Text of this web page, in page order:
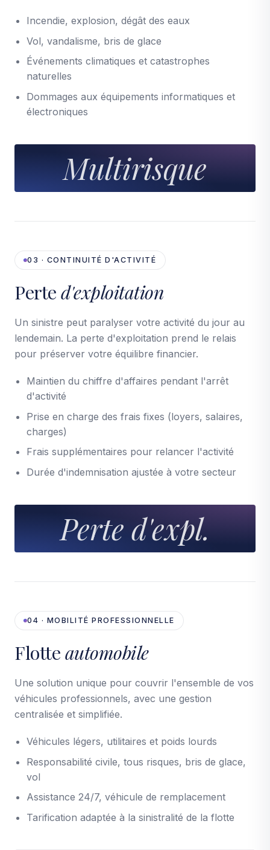
Incendie, explosion, dégât des eaux
Vol, vandalisme, bris de glace
Événements climatiques et catastrophes
naturelles
Dommages aux équipements informatiques et
électroniques
Multirisque
03 · CONTINUITÉ D'ACTIVITÉ
Perted'exploitation
Un sinistre peut paralyser votre activité du jour au
lendemain. La perte d'exploitation prend le relais
pour préserver votre équilibre financier.
Maintien du chiffre d'affaires pendant l'arrêt
d'activité
Prise en charge des frais fixes (loyers, salaires,
charges)
Frais supplémentaires pour relancer l'activité
Durée d'indemnisation ajustée à votre secteur
Perte d'expl.
04 · MOBILITÉ PROFESSIONNELLE
Flotteautomobile
Une solution unique pour couvrir l'ensemble de vos
véhicules professionnels, avec une gestion
centralisée et simplifiée.
Véhicules légers, utilitaires et poids lourds
Responsabilité civile, tous risques, bris de glace,
vol
Assistance 24/7, véhicule de remplacement
Tarification adaptée à la sinistralité de la flotte